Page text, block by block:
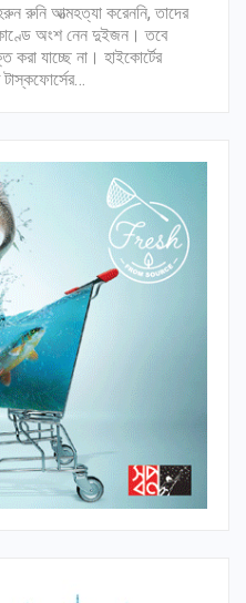
রুনি আত্মহত্যা করেননি, তাদের
অংশ নেন দুইজন। তবে
করা যাচ্ছে না। হাইকোর্টের